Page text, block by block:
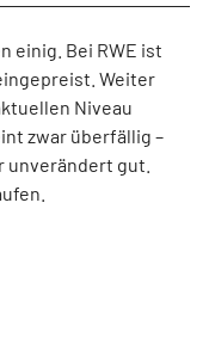
einig. Bei RWE ist
Weiter
Niveau
zwar überfällig –
gut.